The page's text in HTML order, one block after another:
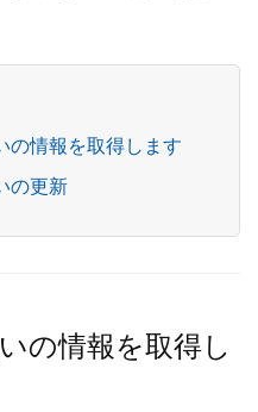
の情報を取得します
の更新
の情報を取得し